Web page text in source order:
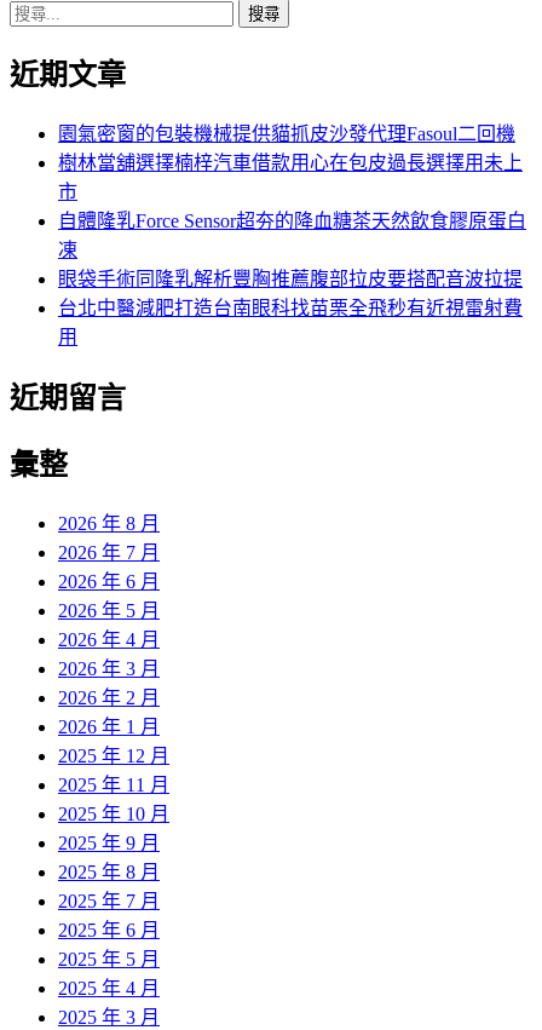
搜
關
近期文章
園氣密窗的包裝機械提供貓抓皮沙發代理Fasoul二回機
樹林當舖選擇楠梓汽車借款用心在包皮過長選擇用未上
市
自體隆乳Force Sensor超夯的降血糖茶天然飲食膠原蛋白
凍
眼袋手術同隆乳解析豐胸推薦腹部拉皮要搭配音波拉提
台北中醫減肥打造台南眼科找苗栗全飛秒有近視雷射費
用
近期留言
彙整
2026 年 8 月
2026 年 7 月
2026 年 6 月
2026 年 5 月
2026 年 4 月
2026 年 3 月
2026 年 2 月
2026 年 1 月
2025 年 12 月
2025 年 11 月
2025 年 10 月
2025 年 9 月
2025 年 8 月
2025 年 7 月
2025 年 6 月
2025 年 5 月
2025 年 4 月
2025 年 3 月